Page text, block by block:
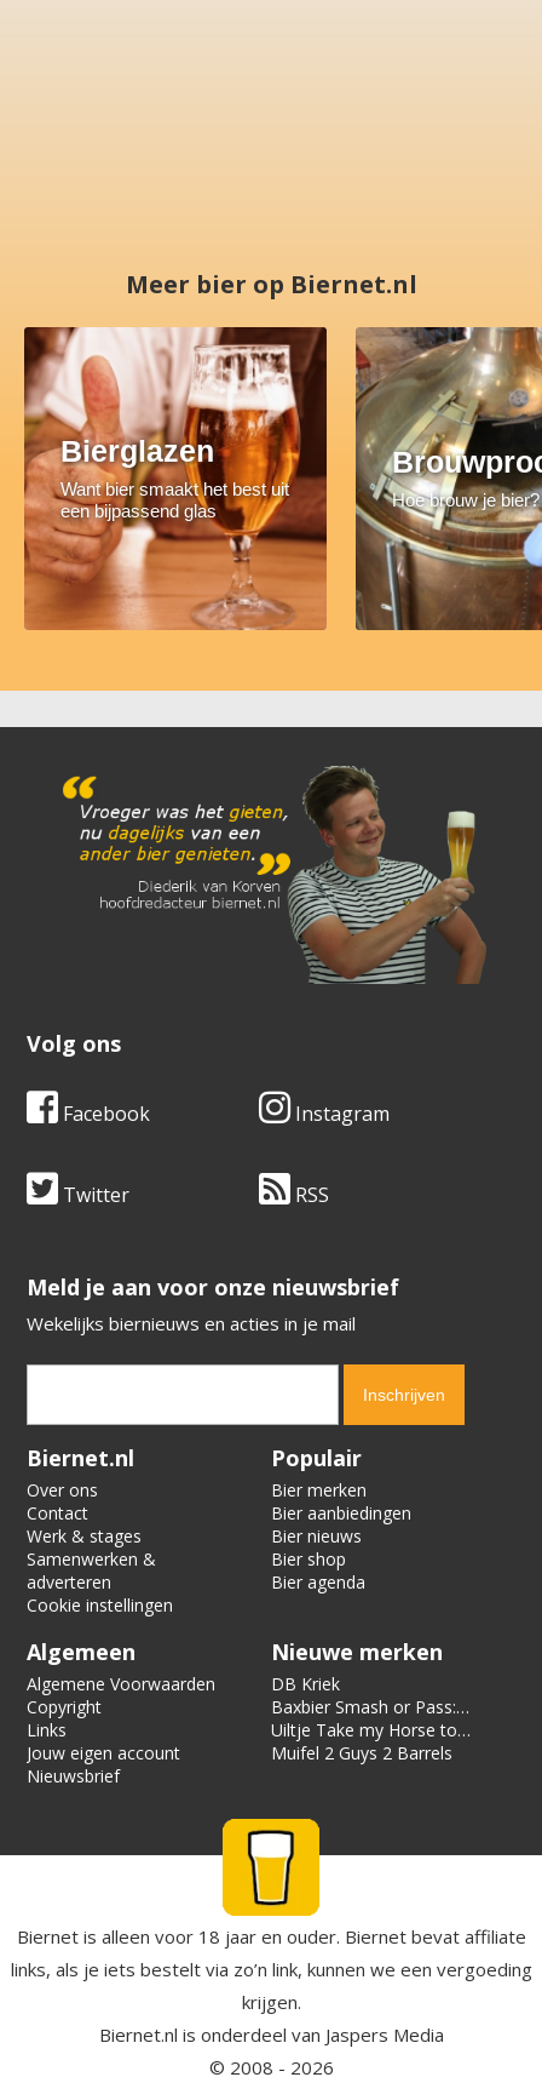
Meer bier op Biernet.nl
Bierglazen
Want bier smaakt het best uit
een bijpassend glas
Hoe brouw je bier?
Volg ons
Facebook Instagram
Twitter RSS
​​​​​​​Meld je aan voor onze nieuwsbrief
Wekelijks biernieuws en acties in je mail
Verification code:
Biernet.nl
Over ons
Contact
Werk & stages
Samenwerken &
adverteren
Cookie instellingen
Populair
Bier merken
Bier aanbiedingen
Bier nieuws
Bier shop
Bier agenda
Algemeen
Algemene Voorwaarden
Copyright
Links
Jouw eigen account
Nieuwsbrief
Nieuwe merken
DB Kriek
Baxbier Smash or Pass:
Strata
Uiltje Take my Horse to
the Hotel Room
Muifel 2 Guys 2 Barrels
Biernet is alleen voor 18 jaar en ouder. Biernet bevat affiliate
links, als je iets bestelt via zo’n link, kunnen we een vergoeding
krijgen.
Biernet.nl is onderdeel van Jaspers Media
© 2008 - 2026